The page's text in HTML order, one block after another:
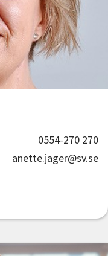
0554-270 270
anette.jager@sv.se